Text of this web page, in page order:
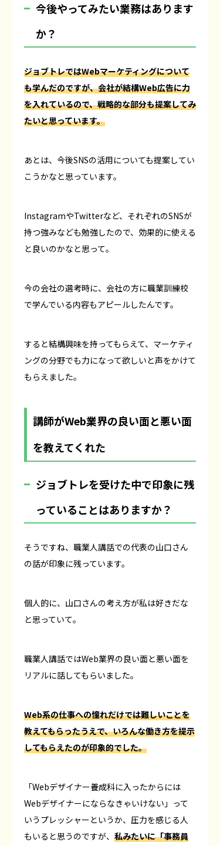
――今後やってみたい業務はあります
か？
ジョブトレではWebマーケティングについて
も学んだのですが、会社が結構Web広告に力
を入れているので、戦略的な部分も提案してみ
たいと思っています。
あとは、今後SNSの活用についても提案してい
こうかなと思っています。
InstagramやTwitterなど、それぞれのSNSが
持つ強みなども勉強したので、効果的に使える
と良いのかなと思って。
今の会社の選考時に、会社の方に職業訓練校
で学んでいる内容もアピールしたんです。
すると結構興味を持ってもらえて、マーケティ
ングの分野でも力になって欲しいと声をかけて
もらえました。
講師がWeb業界の良い面と悪い面
を教えてくれた
――ジョブトレを受けた中で印象に残
っていることはありますか？
そうですね、職業人講話での代表の山口さん
の話が印象に残っています。
個人的に、山口さんの考え方が私は好きだな
と思っていて。
職業人講話ではWeb業界の良い面と悪い面を
リアルに話してもらいました。
Web系の仕事への憧れだけでは難しいことを
教えてもらったうえで、いろんな働き方を提示
してもらえたのが印象的でした。
「Webデザイナー養成科に入ったからには
Webデザイナーにならなきゃいけない」って
いうプレッシャーというか、圧力を感じる人
もいると思うのですが、 私みたいに「事務員